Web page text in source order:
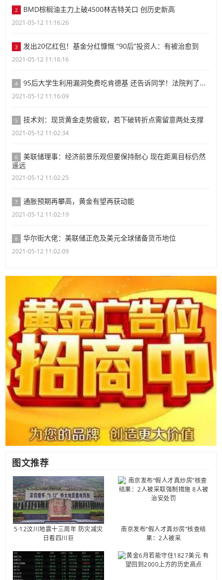
2 BMD棕榈油主力上破4500林吉特关口 创历史新高
2021-05-12 11:16:26
3 发出20亿红包！基金分红慷慨 “90后”投资人：有被治愈到
2021-05-12 11:16:16
4 95后大学生利用漏洞免费吃肯德基 还告诉同学！法院判了...
2021-05-12 11:16:09
5 技术刘：现货黄金走势疲软，若下破转折点需留意两处支撑
2021-05-12 11:02:34
6
美联储理事：经济前景乐观但要保持耐心 现在距离目标仍然
遥远
2021-05-12 11:02:25
7 通胀预期再攀高，黄金有望再获动能
2021-05-12 11:02:19
8 华尔街大佬：美联储正危及美元全球储备货币地位
2021-05-12 11:02:09
图文推荐
5·12汶川地震十三周年 防灾减灾
日看四川巨
南京发布“假人才真炒房”核查结
果：2人被采